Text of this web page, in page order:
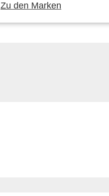
Zu den Marken